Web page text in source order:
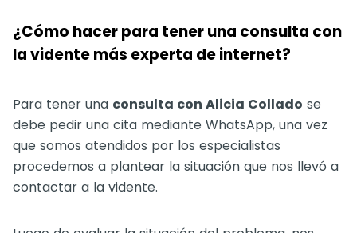
¿Cómo hacer para tener una consulta con
la vidente más experta de internet?
Para tener una consulta con Alicia Collado se
debe pedir una cita mediante WhatsApp, una vez
que somos atendidos por los especialistas
procedemos a plantear la situación que nos llevó a
contactar a la vidente.